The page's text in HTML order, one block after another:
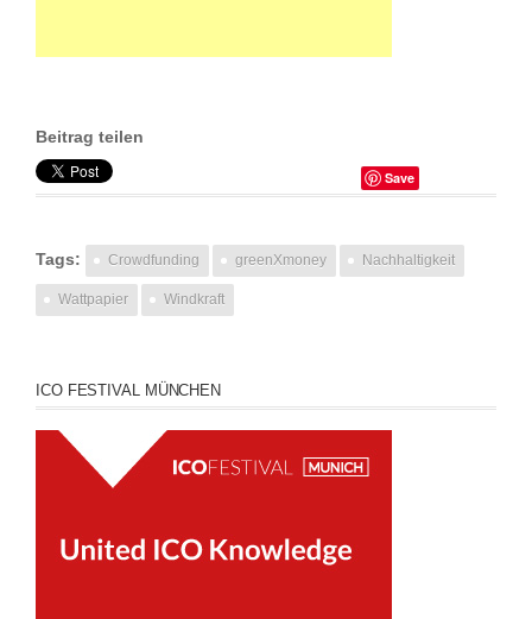
Beitrag teilen
Save
Tags: Crowdfunding greenXmoney Nachhaltigkeit
Wattpapier Windkraft
ICO FESTIVAL MÜNCHEN